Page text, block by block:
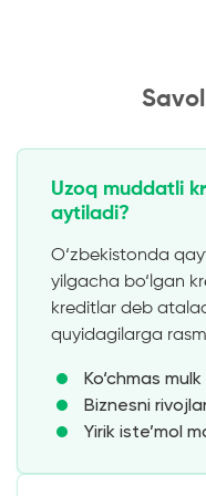
Uzoq muddatli
aytiladi?
O‘zbekistonda
yilgacha bo‘lgan
kreditlar deb
quyidagilarga
Ko‘chmas
Biznesni
Yirik iste’mol